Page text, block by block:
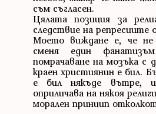
съм съгласен.
Цялата позиция за
следствие на репресиите
Моето виждане е, че не
сменя един
помрачаване на мозъка с
краен християнин е бил.
е бил някъде вътре,
оприличава на някоя
морален принцип